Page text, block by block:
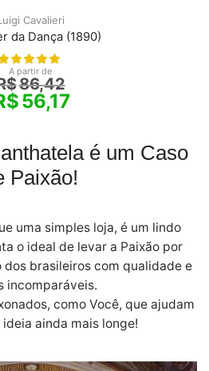
Cavalieri
da Dança (1890)
A partir de
86,42
56,17
é um Caso
Paixão!
uma simples loja, é um lindo
o ideal de levar a Paixão por
brasileiros com qualidade e
incomparáveis.
como Você, que ajudam
ainda mais longe!